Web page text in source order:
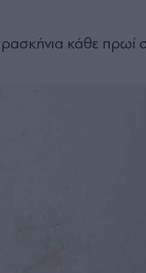
κάθε πρωί